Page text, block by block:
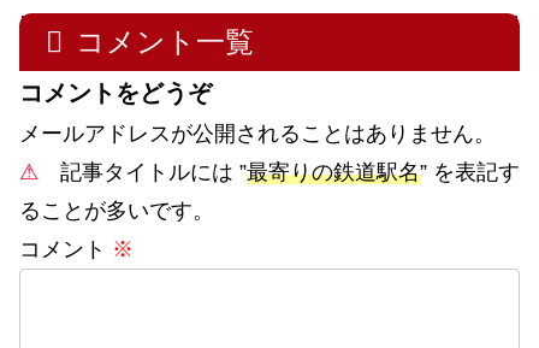
コメント一覧
コメントをどうぞ
メールアドレスが公開されることはありません。
⚠ 記事タイトルには ”最寄りの鉄道駅名” を表記す
ることが多いです。
コメント ※